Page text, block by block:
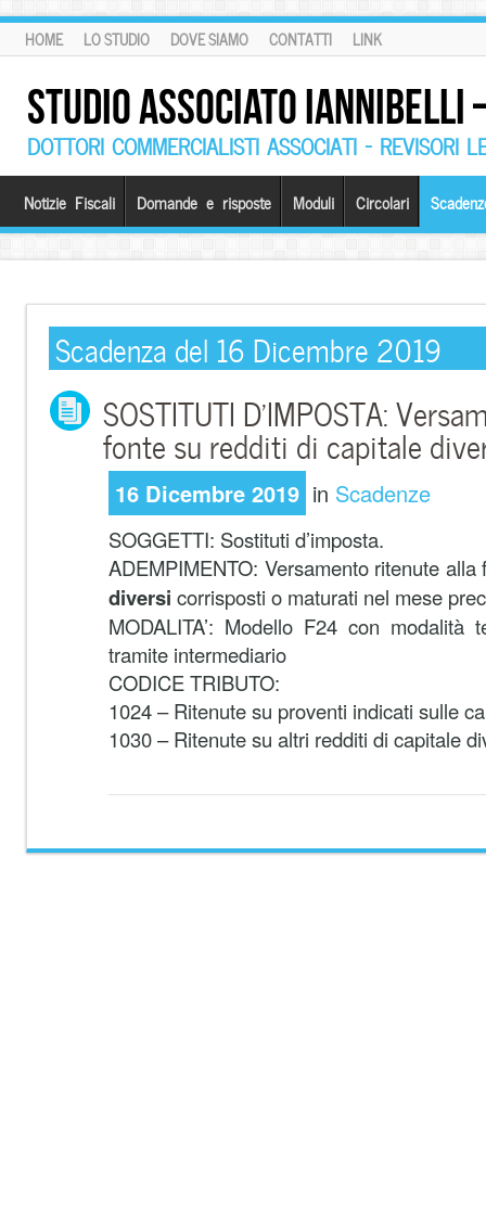
HOME LO STUDIO DOVE SIAMO CONTATTI LINK
STUDIO ASSOCIATO
DOTTORI COMMERCIALISTI ASSOCIATI – REVISORI
Notizie Fiscali Domande e risposte Moduli Circolari
Scadenza del 16 Dicembre 2019
SOSTITUTI D’IMPOSTA:
fonte su redditi di capitale
16 Dicembre 2019 in Scadenze
SOGGETTI: Sostituti d’imposta.
ADEMPIMENTO: Versamento ritenute
diversi corrisposti o maturati nel mese
MODALITA’: Modello F24 con modalità
tramite intermediario
CODICE TRIBUTO:
1024 – Ritenute su proventi indicati sulle
1030 – Ritenute su altri redditi di capitale